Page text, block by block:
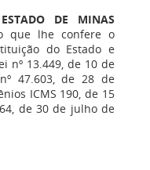
DE MINAS
que lhe confere o
do Estado e
nº 13.449, de 10 de
47.603, de 28 de
ICMS 190, de 15
de 30 de julho de